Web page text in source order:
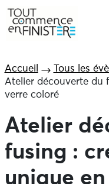
Accueil
Tous les
Atelier découverte du
verre coloré
Atelier
fusing :
unique